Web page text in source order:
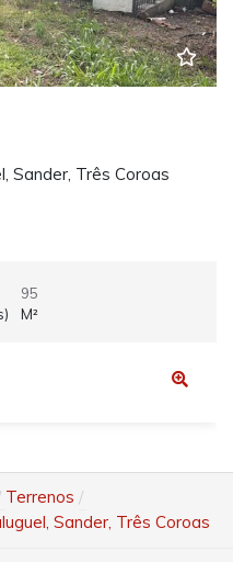
Sander, Três Coroas
95
M²
Terrenos
Sander, Três Coroas